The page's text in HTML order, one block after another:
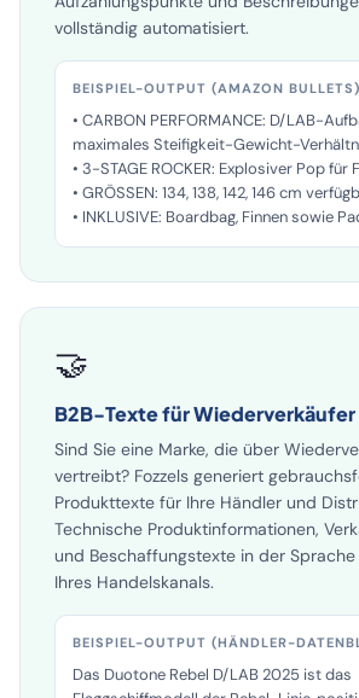
Aufzählungspunkte und
BEISPIEL-OUTPUT (AMAZON BULLETS)
• CARBON PERFORMANCE: D/LAB-
maximales Steifigkeit-Gewicht-
• 3-STAGE ROCKER: Explosiver Pop für
• GRÖSSEN: 134, 138, 142, 146 cm
• INKLUSIVE: Boardbag, Finnen sowie
🤝
B2B-Texte für Wiederverkäufer
Sind Sie eine Marke, die über
vertreibt? Fozzels generiert
Produkttexte für Ihre Händler und
Technische Produktinformationen,
und Beschaffungstexte in der Sprache
BEISPIEL-OUTPUT (HÄNDLER-